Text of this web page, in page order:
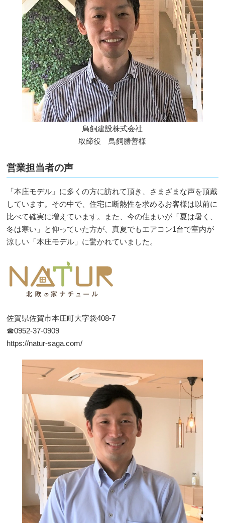
鳥飼建設株式会社
取締役 鳥飼勝善様
営業担当者の声
「本庄モデル」に多くの方に訪れて頂き、さまざまな声を頂戴
しています。その中で、住宅に断熱性を求めるお客様は以前に
比べて確実に増えています。また、今の住まいが「夏は暑く、
冬は寒い」と仰っていた方が、真夏でもエアコン1台で室内が
涼しい「本庄モデル」に驚かれていました。
佐賀県佐賀市本庄町大字袋408-7
☎0952-37-0909
https://natur-saga.com/